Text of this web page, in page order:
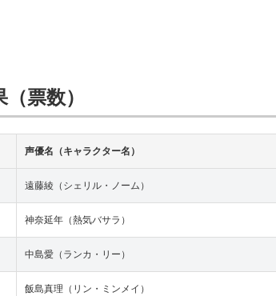
票数）
声優名（キャラクター名）
遠藤綾（シェリル・ノーム）
神奈延年（熱気バサラ）
中島愛（ランカ・リー）
飯島真理（リン・ミンメイ）